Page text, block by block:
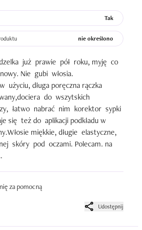
Tak
nie określono
już  prawie  pół  roku, myję  co
Nie  gubi  włosia.
użyciu, długa poręczna rączka
do  wszytskich
łatwo  nabrać  nim  korektor  sypki
się  też do  aplikacji podkładu w
miękkie, długie  elastyczne,
skóry  pod  oczami. Polecam. na
za pomocną
Udostępnij